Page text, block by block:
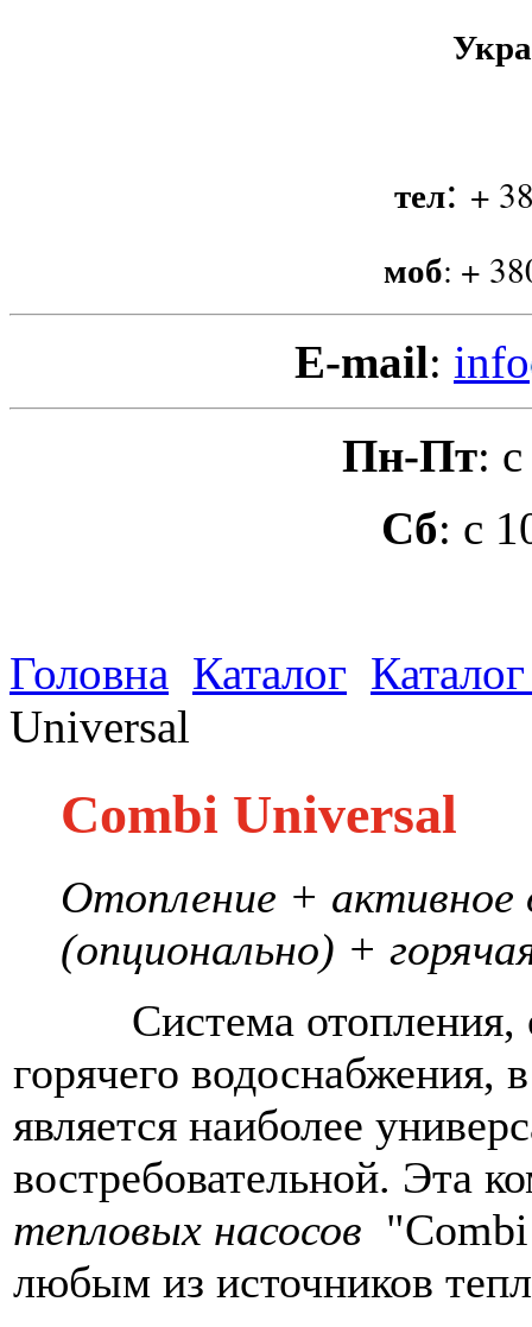
тел: +
моб: +
E-mail: info
Пн-Пт:
Сб: с
Головна Каталог
Universal
Combi Universal
Отопление + активное
(опционально) +
Система отопления,
горячего водоснабжения,
является наиболее
востребовательной. Эта
тепловых насосов
любым из источников